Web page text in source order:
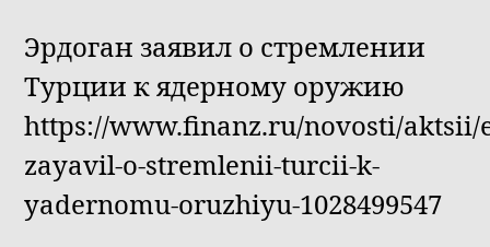
Эрдоган заявил о стремлении
Турции к ядерному оружию
https://www.finanz.ru/novosti/aktsii/
zayavil-o-stremlenii-turcii-k-
yadernomu-oruzhiyu-1028499547